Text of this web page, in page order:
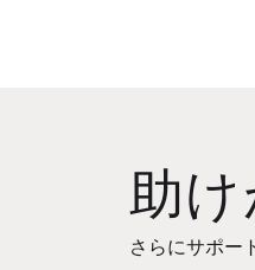
助
さらにサポー